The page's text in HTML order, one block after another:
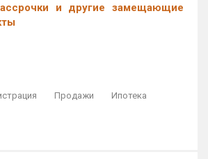
и другие замещающие
Продажи
Ипотека